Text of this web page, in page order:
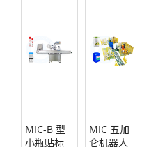
MIC-B 型
小瓶贴标
MIC 五加
仑机器人